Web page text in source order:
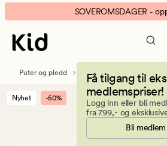
New
York
pynteputetrekk
multi
banner.
Klikk
ESCAPE
pause.
SOVEROMSDAGER -
Få tilgang til
medlemspriser!
Logg inn eller bli
fra 799,- og
Bli
Puter og pledd Pynteputer
Nyhet -50%